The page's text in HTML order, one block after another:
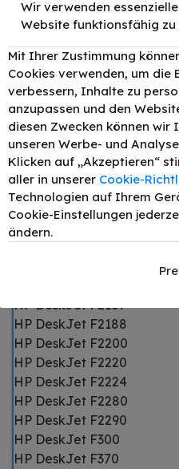
HP DeskJet 3940
HP DeskJet D1460
HP DeskJet D1560
HP DeskJet D2300
HP DeskJet D2360
HP DeskJet D2400
HP DeskJet D2460
HP DeskJet F2100
HP DeskJet F2110
HP DeskJet F2120
HP DeskJet F2128
HP DeskJet F2140
HP DeskJet F2187
HP DeskJet F2188
HP DeskJet F2200
HP DeskJet F2220
HP DeskJet F2224
HP DeskJet F2280
HP DeskJet F2290
HP DeskJet F300
HP DeskJet F370
Wir verwenden
Website funktionsfähig zu
Mit Ihrer Zustimmung
Cookies verwenden, um die
verbessern, Inhalte zu
anzupassen und den
diesen Zwecken können
unseren Werbe- und
Klicken auf „Akzeptieren“
aller in unserer Cookie-
Technologien auf Ihrem
Cookie-Einstellungen
ändern.